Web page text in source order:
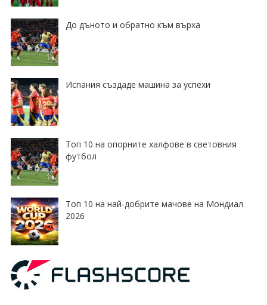
До дъното и обратно към върха
Испания създаде машина за успехи
Топ 10 на опорните халфове в световния
футбол
Топ 10 на най-добрите мачове на Мондиал
2026